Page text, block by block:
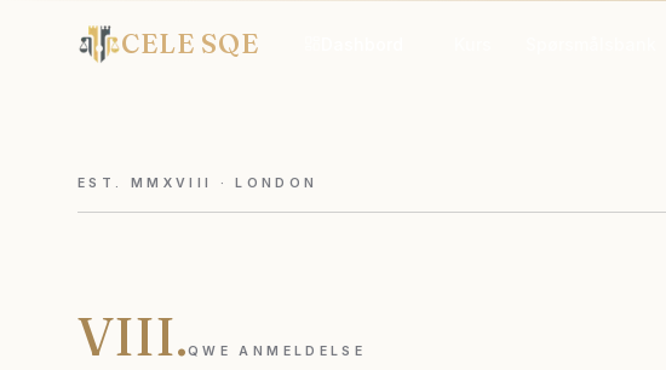
CELE SQE
EST. MMXVIII · LONDON
VIII.QWE ANMELDELSE